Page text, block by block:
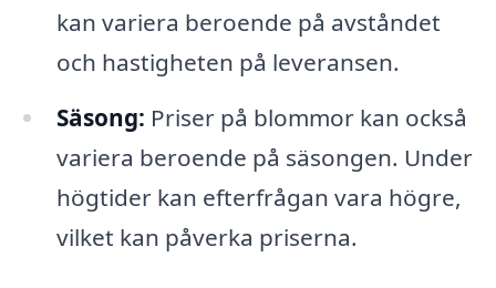
kan variera beroende på avståndet
och hastigheten på leveransen.
Säsong: Priser på blommor kan också
variera beroende på säsongen. Under
högtider kan efterfrågan vara högre,
vilket kan påverka priserna.